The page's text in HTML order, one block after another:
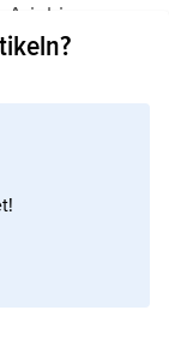
Ariel i
verksam